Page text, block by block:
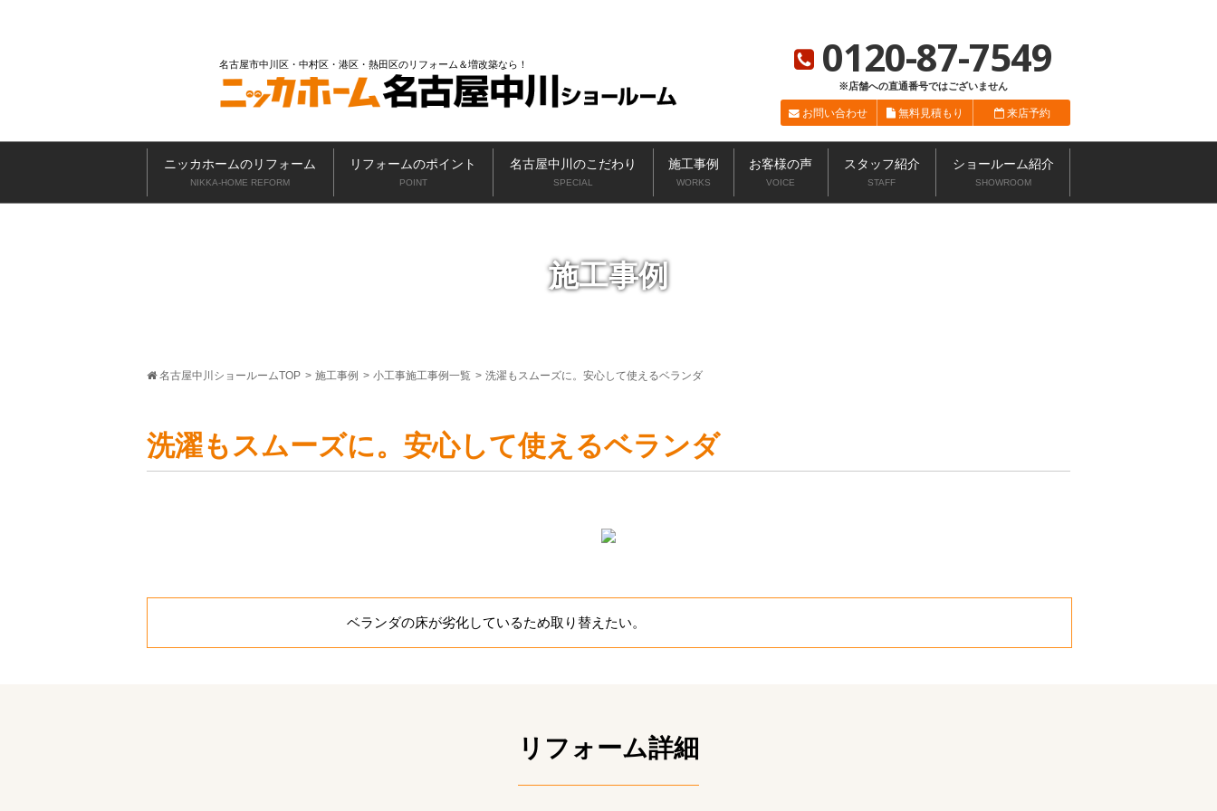
名古屋市中川区・中村区・港区・熱田区のリフォーム＆増改築なら 0120-87-7549
※店舗への直通番号ではございません
お問い合わせ 無料見積もり 来店予約
ニッカホームのリフォーム
NIKKA-HOME REFORM
リフォームのポイント
POINT
名古屋中川のこだわり
SPECIAL
施工事例
WORKS
お客様の声
VOICE
スタッフ紹介
STAFF
ショールーム紹介
SHOWROOM
施工事例
名古屋中川ショールームTOP > 施工事例 > 小工事施工事例一覧 > 洗濯もスムーズに。安心して使えるベランダ
洗濯もスムーズに。安心して使えるベランダ
ベランダの床が劣化しているため取り替えたい。
リフォーム詳細